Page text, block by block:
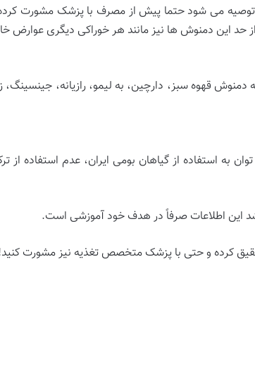
توصیه می شود حتما پیش از مصرف با پزشک مشورت
این دمنوش ها نیز مانند هر خوراکی دیگری عوارض
قهوه سبز، دارچین، به لیمو، رازیانه، جینسینگ،
به استفاده از گیاهان بومی ایران، عدم استفاده از
این اطلاعات صرفاً در هدف خود آموزشی است.
کرده و حتی با پزشک متخصص تغذیه نیز مشورت